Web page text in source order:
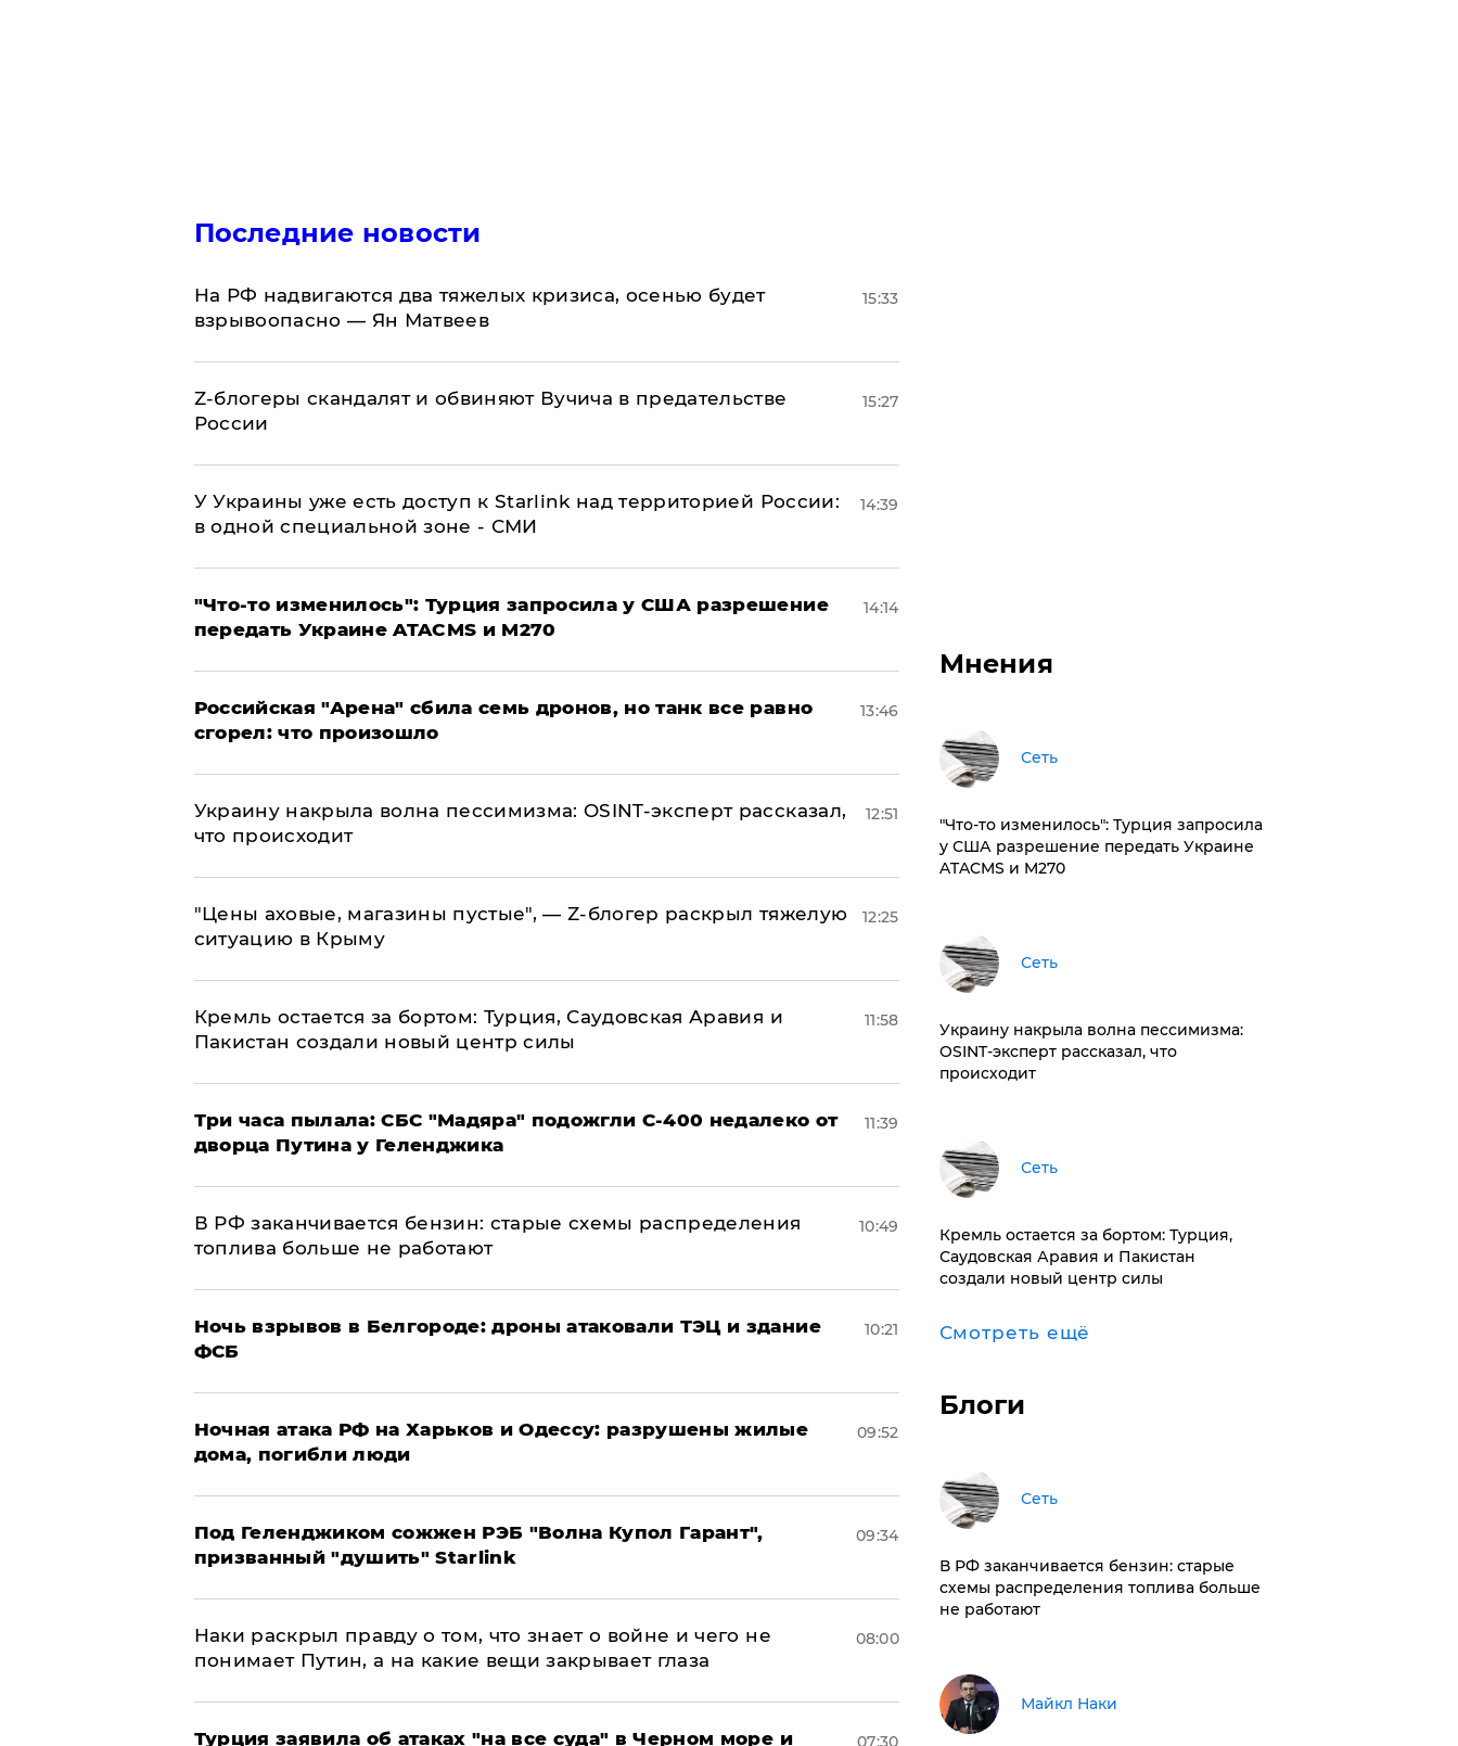
Последние новости
На РФ надвигаются два тяжелых кризиса, осенью будет
взрывоопасно — Ян Матвеев
15:33
Z-блогеры скандалят и обвиняют Вучича в предательстве
России
15:27
У Украины уже есть доступ к Starlink над территорией России:
в одной специальной зоне - СМИ
14:39
​"Что-то изменилось": Турция запросила у США разрешение
передать Украине ATACMS и M270
14:14
​Российская "Арена" сбила семь дронов, но танк все равно
сгорел: что произошло
13:46
​Украину накрыла волна пессимизма: OSINT-эксперт рассказал,
что происходит
12:51
​"Цены аховые, магазины пустые", — Z-блогер раскрыл тяжелую
ситуацию в Крыму
12:25
​Кремль остается за бортом: Турция, Саудовская Аравия и
Пакистан создали новый центр силы
11:58
Три часа пылала: СБС "Мадяра" подожгли С-400 недалеко от
дворца Путина у Геленджика
11:39
​В РФ заканчивается бензин: старые схемы распределения
топлива больше не работают
10:49
​Ночь взрывов в Белгороде: дроны атаковали ТЭЦ и здание
ФСБ
10:21
​Ночная атака РФ на Харьков и Одессу: разрушены жилые
дома, погибли люди
09:52
Под Геленджиком сожжен РЭБ "Волна Купол Гарант",
призванный "душить" Starlink
09:34
Наки раскрыл правду о том, что знает о войне и чего не
понимает Путин, а на какие вещи закрывает глаза
08:00
Турция заявила об атаках "на все суда" в Черном море и 07:30
Мнения
Сеть
​"Что-то изменилось": Турция запросила
у США разрешение передать Украине
ATACMS и M270
Сеть
​Украину накрыла волна пессимизма:
OSINT-эксперт рассказал, что
происходит
Сеть
​Кремль остается за бортом: Турция,
Саудовская Аравия и Пакистан
создали новый центр силы
Смотреть ещё
Блоги
Сеть
​В РФ заканчивается бензин: старые
схемы распределения топлива больше
не работают
Майкл Наки